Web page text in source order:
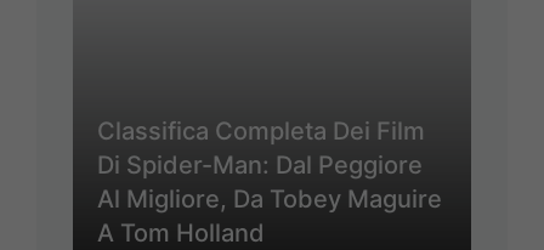
Classifica Completa Dei Film
Di Spider-Man: Dal Peggiore
Al Migliore, Da Tobey Maguire
A Tom Holland